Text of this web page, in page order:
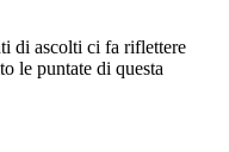
di ascolti ci fa riflettere
le puntate di questa